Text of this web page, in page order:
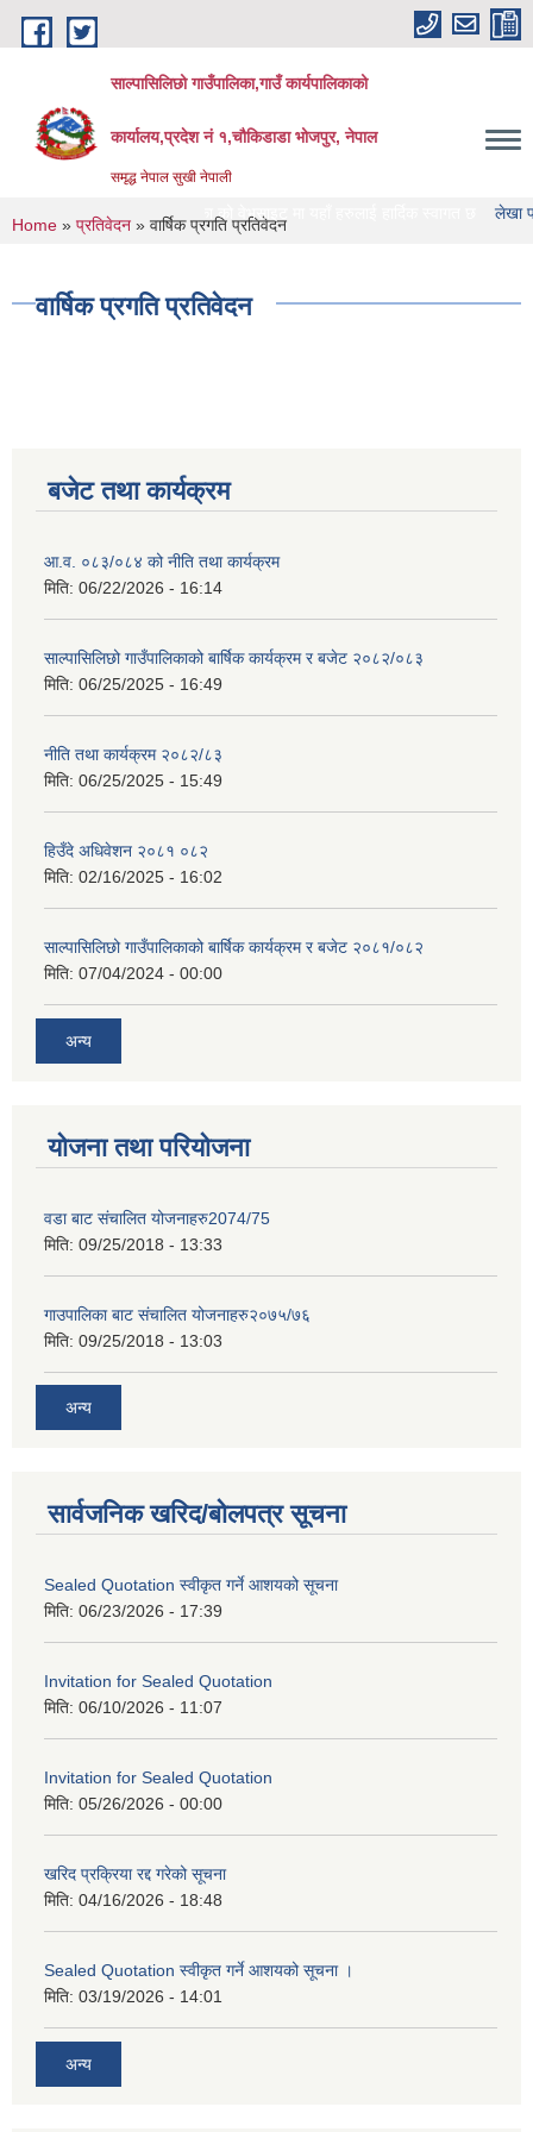
Skip to main content
साल्पासिलिछो गाउँपालिका,गाउँ कार्यपालिकाको
कार्यालय,प्रदेश नं १,चौकिडाडा भोजपुर, नेपाल
समृद्ध नेपाल सुखी नेपाली
साल्पासिलिछो गाउँपालिका को वेभसाइट मा यहाँ हरुलाई हार्दिक स्वागत छ लेखा परिक्षण
You are here
Home » प्रतिवेदन » वार्षिक प्रगति प्रतिवेदन
वार्षिक प्रगति प्रतिवेदन
बजेट तथा कार्यक्रम
आ.व. ०८३/०८४ को नीति तथा कार्यक्रम
मिति: 06/22/2026 - 16:14
साल्पासिलिछो गाउँपालिकाको बार्षिक कार्यक्रम र बजेट २०८२/०८३
मिति: 06/25/2025 - 16:49
नीति तथा कार्यक्रम २०८२/८३
मिति: 06/25/2025 - 15:49
हिउँदे अधिवेशन २०८१ ०८२
मिति: 02/16/2025 - 16:02
साल्पासिलिछो गाउँपालिकाको बार्षिक कार्यक्रम र बजेट २०८१/०८२
मिति: 07/04/2024 - 00:00
अन्य
योजना तथा परियोजना
वडा बाट संचालित योजनाहरु2074/75
मिति: 09/25/2018 - 13:33
गाउपालिका बाट संचालित योजनाहरु२०७५/७६
मिति: 09/25/2018 - 13:03
अन्य
सार्वजनिक खरिद/बोलपत्र सूचना
Sealed Quotation स्वीकृत गर्ने आशयको सूचना
मिति: 06/23/2026 - 17:39
Invitation for Sealed Quotation
मिति: 06/10/2026 - 11:07
Invitation for Sealed Quotation
मिति: 05/26/2026 - 00:00
खरिद प्रक्रिया रद्द गरेको सूचना
मिति: 04/16/2026 - 18:48
Sealed Quotation स्वीकृत गर्ने आशयको सूचना ।
मिति: 03/19/2026 - 14:01
अन्य